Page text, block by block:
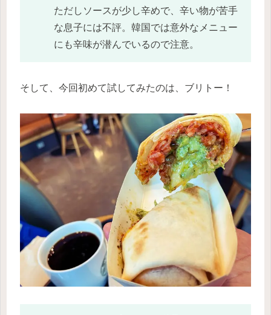
ただしソースが少し辛めで、辛い物が苦手
な息子には不評。韓国では意外なメニュー
にも辛味が潜んでいるので注意。
そして、今回初めて試してみたのは、ブリトー！